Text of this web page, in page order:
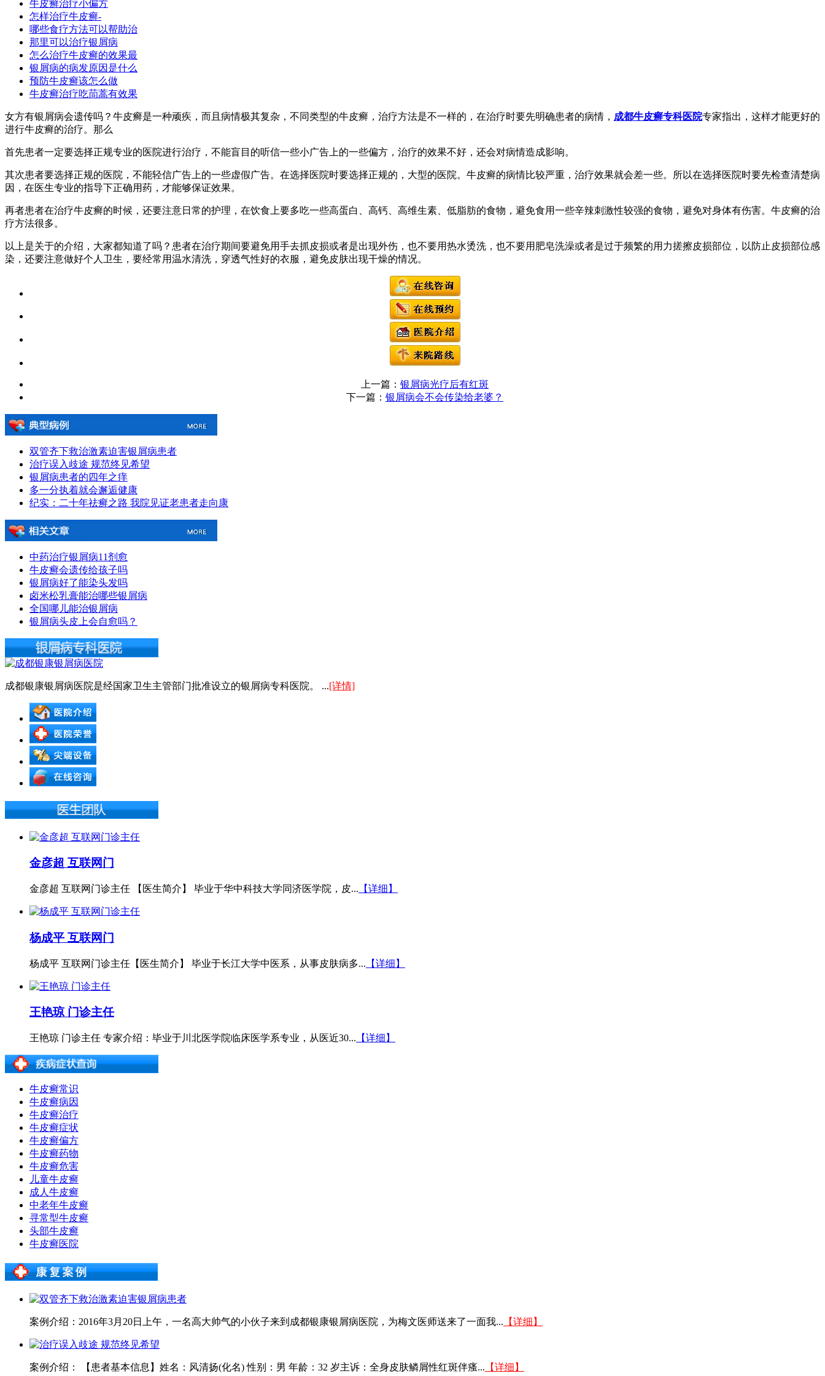
牛皮癣治疗小偏方
怎样治疗牛皮癣-
哪些食疗方法可以帮助治
那里可以治疗银屑病
怎么治疗牛皮癣的效果最
银屑病的病发原因是什么
预防牛皮癣该怎么做
牛皮癣治疗吃茼蒿有效果
女方有银屑病会遗传吗？牛皮癣是一种顽疾，而且病情极其复杂，不同类型的牛皮癣，治疗方法是不一样的，在治疗时要先明确患者的病情， 成都牛皮癣专科医院专家指出，这样才能更好的
进行牛皮癣的治疗。那么
首先患者一定要选择正规专业的医院进行治疗，不能盲目的听信一些小广告上的一些偏方，治疗的效果不好，还会对病情造成影响。
其次患者要选择正规的医院，不能轻信广告上的一些虚假广告。在选择医院时要选择正规的，大型的医院。牛皮癣的病情比较严重，治疗效果就会差一些。所以在选择医院时要先检查清楚病
因，在医生专业的指导下正确用药，才能够保证效果。
再者患者在治疗牛皮癣的时候，还要注意日常的护理，在饮食上要多吃一些高蛋白、高钙、高维生素、低脂肪的食物，避免食用一些辛辣刺激性较强的食物，避免对身体有伤害。牛皮癣的治
疗方法很多。
以上是关于的介绍，大家都知道了吗？患者在治疗期间要避免用手去抓皮损或者是出现外伤，也不要用热水烫洗，也不要用肥皂洗澡或者是过于频繁的用力搓擦皮损部位，以防止皮损部位感
染，还要注意做好个人卫生，要经常用温水清洗，穿透气性好的衣服，避免皮肤出现干燥的情况。
上一篇： 银屑病光疗后有红斑
下一篇： 银屑病会不会传染给老婆？
双管齐下救治激素迫害银屑病患者
治疗误入歧途 规范终见希望
银屑病患者的四年之痒
多一分执着就会邂逅健康
纪实：二十年祛癣之路 我院见证老患者走向康
中药治疗银屑病11剂愈
牛皮癣会遗传给孩子吗
银屑病好了能染头发吗
卤米松乳膏能治哪些银屑病
全国哪儿能治银屑病
银屑病头皮上会自愈吗？
成都银康银屑病医院是经国家卫生主管部门批准设立的银屑病专科医院。 ...[详情]
金彦超 互联网门
金彦超 互联网门诊主任 【医生简介】 毕业于华中科技大学同济医学院，皮... 【详细】
杨成平 互联网门
杨成平 互联网门诊主任【医生简介】 毕业于长江大学中医系，从事皮肤病多... 【详细】
王艳琼 门诊主任
王艳琼 门诊主任 专家介绍：毕业于川北医学院临床医学系专业，从医近30... 【详细】
牛皮癣常识
牛皮癣病因
牛皮癣治疗
牛皮癣症状
牛皮癣偏方
牛皮癣药物
牛皮癣危害
儿童牛皮癣
成人牛皮癣
中老年牛皮癣
寻常型牛皮癣
头部牛皮癣
牛皮癣医院
案例介绍：2016年3月20日上午，一名高大帅气的小伙子来到成都银康银屑病医院，为梅文医师送来了一面我... 【详细】
案例介绍： 【患者基本信息】姓名：风清扬(化名) 性别：男 年龄：32 岁主诉：全身皮肤鳞屑性红斑伴瘙... 【详细】